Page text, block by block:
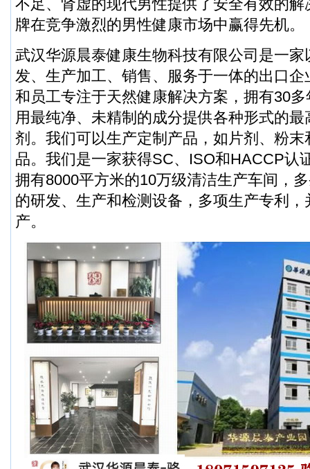
不足、肾虚的现代男性提供了安全有效的
牌在竞争激烈的男性健康市场中赢得先机。
武汉华源晨泰健康生物科技有限公司是一
发、生产加工、销售、服务于一体的出口
和员工专注于天然健康解决方案，拥有30
用最纯净、未精制的成分提供各种形式的
剂。我们可以生产定制产品，如片剂、粉
品。我们是一家获得SC、ISO和HACCP认
拥有8000平方米的10万级清洁生产车间，
的研发、生产和检测设备，多项生产专利
产。